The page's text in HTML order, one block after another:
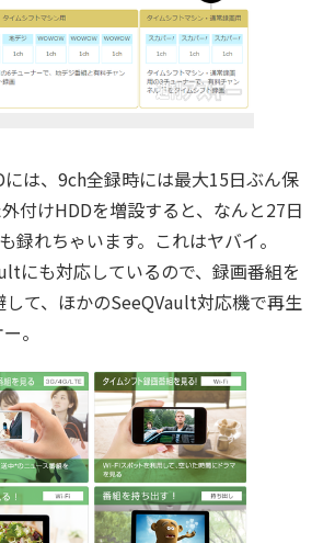
は、9ch全録時には最大15日ぶん保
付けHDDを増設すると、なんと27日
録れちゃいます。これはヤバイ。
にも対応しているので、録画番組を
て、ほかのSeeQVault対応機で再生
。